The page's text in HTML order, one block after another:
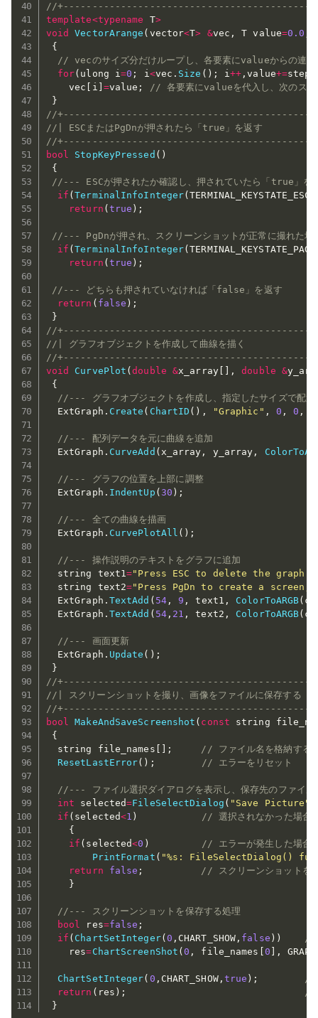
//
template<typename T>
void
VectorArange ( vector<T> &vec , T value=0.0
{
// vecのサイズ分だけループし、各要素にvalueからの連続
for( ulong i=0 ; i<vec . Size ( ) ; i++ ,value+=step
    vec
i =value ;
// 各要素にvalueを代入し、次のス
}
//
//| ESCまたはPgDnが押されたら「true」を返
//
bool
StopKeyPressed ( )
{
//--- ESCが押されたか確認し、押されていたら「true」を
if (TerminalInfoInteger(
return ( true ) ;
//--- PgDnが押され、スクリーンショットが正常に撮れた
if (TerminalInfoInteger(
return ( true ) ;
//--- どちらも押されていなければ「false」を返す
return ( false ) ;
}
//
//| グラフオブジェクトを作成して曲線を描く
//
void
CurvePlot (double &x_array[ , double &
{
//--- グラフオブジェクトを作成し、指定したサイズで配置
  ExtGraph
. Create ( ChartID ( ) , "Graphic" , 0 , 0 ,
//--- 配列データを元に曲線を追加
  ExtGraph
. CurveAdd ( x_array , y_array ,
//--- グラフの位置を上部に調整
  ExtGraph
. IndentUp ( 30 ) ;
//--- 全ての曲線を描画
  ExtGraph
. CurvePlotAll ( ) ;
//--- 操作説明のテキストをグラフに追加
  string text1
="Press ESC to delete the
  string text2
="Press PgDn to create a
  ExtGraph
. TextAdd ( 54, 9 , text1 , ColorToARGB(
  ExtGraph
. TextAdd ( 54, 21 , text2 , ColorToARGB(
//--- 画面更新
  ExtGraph
. Update ( ) ;
}
//
//| スクリーンショットを撮り、画像をファイルに保
//
bool
MakeAndSaveScreenshot ( const string
{
  string file_names
;
// ファイル名を格納する
ResetLastError( ) ; // エラーをリセット
//--- ファイル選択ダイアログを表示し、保存先のファイル
int selected=FileSelectDialog ( "Save Picture"
if ( selected<1 )
// 選択されなかった場合
{
if ( selected<0 )
// エラーが発生した場合
PrintFormat ( "%s: FileSelectDialog()
return
false ;
// スクリーンショットを
}
//--- スクリーンショットを保存する処理
bool res=false ;
if ( ChartSetInteger( 0 , CHART_SHOW , false ) )
//
    res
=ChartScreenShot (0 , file_names 0 ,
ChartSetInteger( 0 , CHART_SHOW, true ) ;
//
return ( res ) ;
//
}